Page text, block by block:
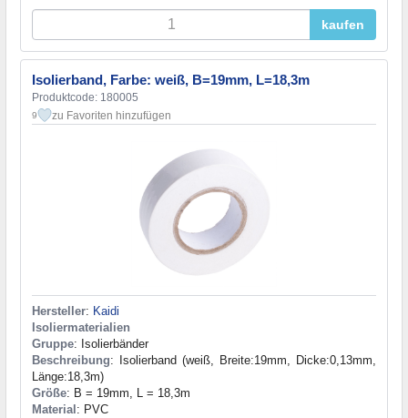
kaufen
Isolierband, Farbe: weiß, B=19mm, L=18,3m
Produktcode: 180005
9 zu Favoriten hinzufügen
Hersteller: Kaidi
Isoliermaterialien
Gruppe: Isolierbänder
Beschreibung: Isolierband (weiß, Breite:19mm, Dicke:0,13mm,
Länge:18,3m)
Größe: B = 19mm, L = 18,3m
Material : PVC